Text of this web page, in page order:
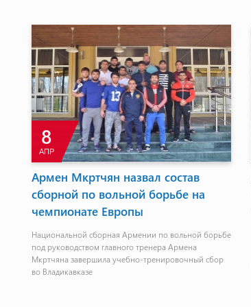
8
АПР
Армен Мкртчян назвал состав
сборной по вольной борьбе на
чемпионате Европы
Национальной сборная Армении по вольной борьбе
под руководством главного тренера Армена
Мкртчяна завершила учебно-тренировочный сбор
во Владикавказе